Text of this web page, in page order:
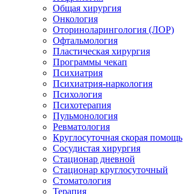
Общая хирургия
Онкология
Оториноларингология (ЛОР)
Офтальмология
Пластическая хирургия
Программы чекап
Психиатрия
Психиатрия-наркология
Психология
Психотерапия
Пульмонология
Ревматология
Круглосуточная скорая помощь
Сосудистая хирургия
Стационар дневной
Стационар круглосуточный
Стоматология
Терапия